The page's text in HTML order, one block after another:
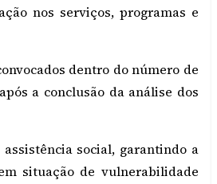
nos serviços, programas e
dentro do número de
a conclusão da análise dos
social, garantindo a
situação de vulnerabilidade